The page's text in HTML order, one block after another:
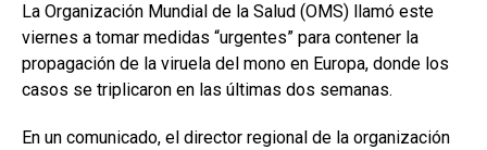
La Organización Mundial de la Salud (OMS) llamó este
viernes a tomar medidas “urgentes” para contener la
propagación de la viruela del mono en Europa, donde los
casos se triplicaron en las últimas dos semanas.
En un comunicado, el director regional de la organización